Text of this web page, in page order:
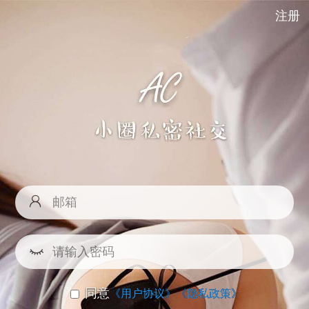
注册
同意《用户协议》《隐私政策》